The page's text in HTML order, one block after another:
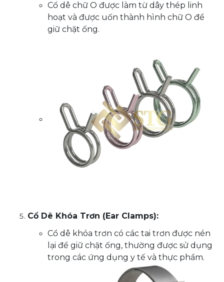
Cổ dê chữ O được làm từ dây thép linh
hoạt và được uốn thành hình chữ O để
giữ chặt ống.
Cổ Dê Khóa Trơn (Ear Clamps):
Cổ dê khóa trơn có các tai trơn được nén
lại để giữ chặt ống, thường được sử dụng
trong các ứng dụng y tế và thực phẩm.